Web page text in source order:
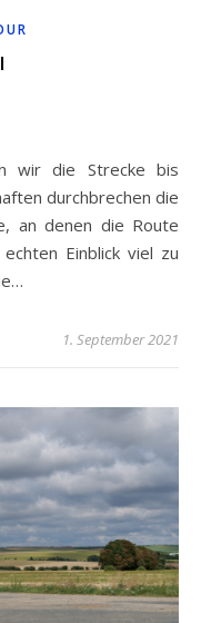
durchbrechen die
an denen die Route
Einblick viel zu
1. September 2021